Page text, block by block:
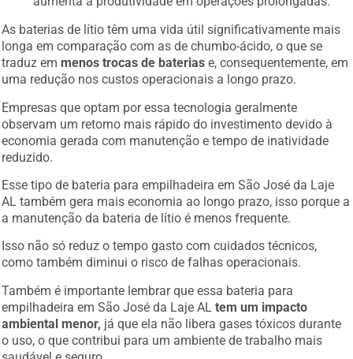
longa em comparação com as de chumbo-ácido, o que se
traduz emmenos trocas de bateriase, consequentemente, em
uma redução nos custos operacionais a longo prazo.
observam um retorno mais rápido do investimento devido à
economia gerada com manutenção e tempo de inatividade
reduzido.
Esse tipo de bateria para empilhadeira em São José da Laje
AL também gera mais economia ao longo prazo, isso porque a
a manutenção da bateria de lítio é menos frequente.
Isso não só reduz o tempo gasto com cuidados técnicos,
como também diminui o risco de falhas operacionais.
empilhadeira em São José da Laje ALtem um impacto
ambiental menor,já que ela não libera gases tóxicos durante
o uso, o que contribui para um ambiente de trabalho mais
saudável e seguro.